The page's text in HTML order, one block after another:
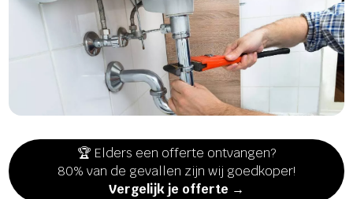
🏆 Elders een offerte ontvangen?
80% van de gevallen zijn wij goedkoper!
Vergelijk je offerte →